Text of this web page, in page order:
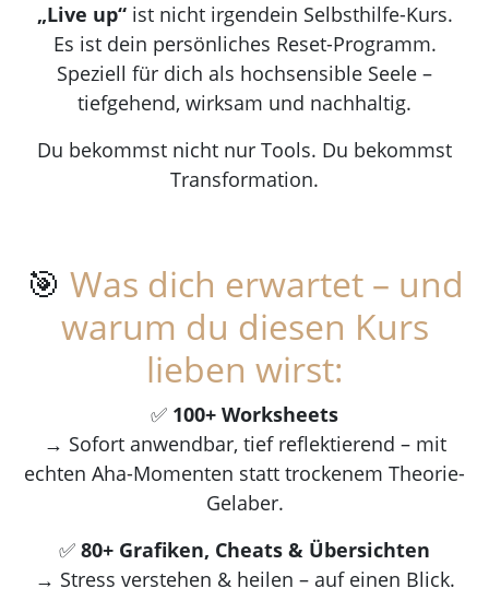
„Live up“ist nicht irgendein Selbsthilfe-Kurs.
Es ist dein persönliches Reset-Programm.
Speziell für dich als hochsensible Seele –
tiefgehend, wirksam und nachhaltig.
Du bekommst nicht nur Tools. Du bekommst
Transformation.
🎯 Was dich erwartet – und
warum du diesen Kurs
lieben wirst:
✅ 100+ Worksheets
→ Sofort anwendbar, tief reflektierend – mit
echten Aha-Momenten statt trockenem Theorie-
Gelaber.
✅ 80+ Grafiken, Cheats & Übersichten
→ Stress verstehen & heilen – auf einen Blick.